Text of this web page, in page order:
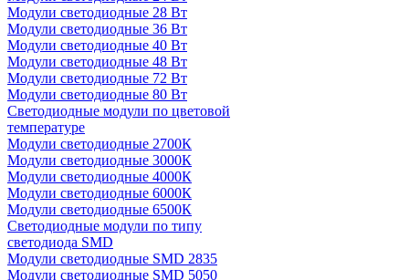
Модули светодиодные 28 Вт
Модули светодиодные 36 Вт
Модули светодиодные 40 Вт
Модули светодиодные 48 Вт
Модули светодиодные 72 Вт
Модули светодиодные 80 Вт
Светодиодные модули по цветовой
температуре
Модули светодиодные 2700К
Модули светодиодные 3000К
Модули светодиодные 4000К
Модули светодиодные 6000К
Модули светодиодные 6500К
Светодиодные модули по типу
светодиода SMD
Модули светодиодные SMD 2835
Модули светодиодные SMD 5050